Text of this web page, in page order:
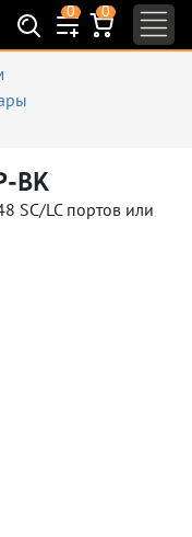
0 0
BK
SC/LC портов или